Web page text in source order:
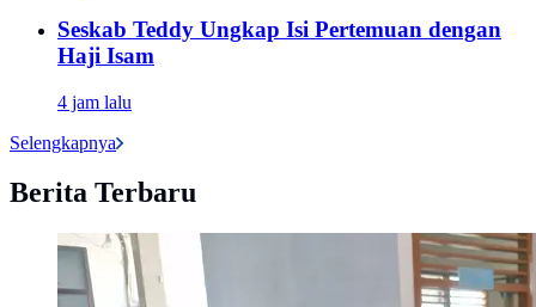
Seskab Teddy Ungkap Isi Pertemuan dengan
Haji Isam
4 jam lalu
Selengkapnya
Berita Terbaru